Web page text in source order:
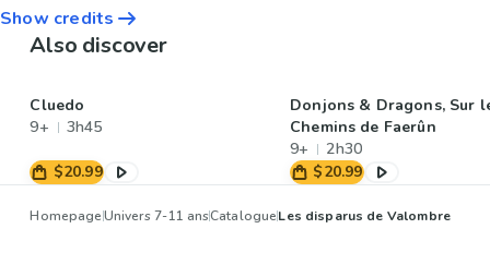
Show credits
Also discover
Cluedo
9+
3h45
$20.99
Donjons & Dragons, Sur
Chemins de Faerûn
9+
2h30
$20.99
HomepageUnivers 7-11 ansCatalogueLes disparus de Valombre